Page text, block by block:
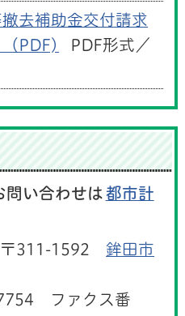
去補助金交付請求
PDF)
PDF形式／
問い合わせは 都市計
311-1592 鉾田市
ファクス番